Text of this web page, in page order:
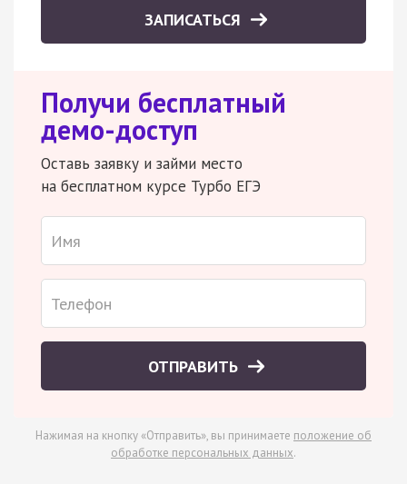
ЗАПИСАТЬСЯ
Получи бесплатный
демо-доступ
Оставь заявку и займи место
на бесплатном курсе Турбо ЕГЭ
ОТПРАВИТЬ
Нажимая на кнопку «Отправить», вы принимаете положение об
обработке персональных данных.